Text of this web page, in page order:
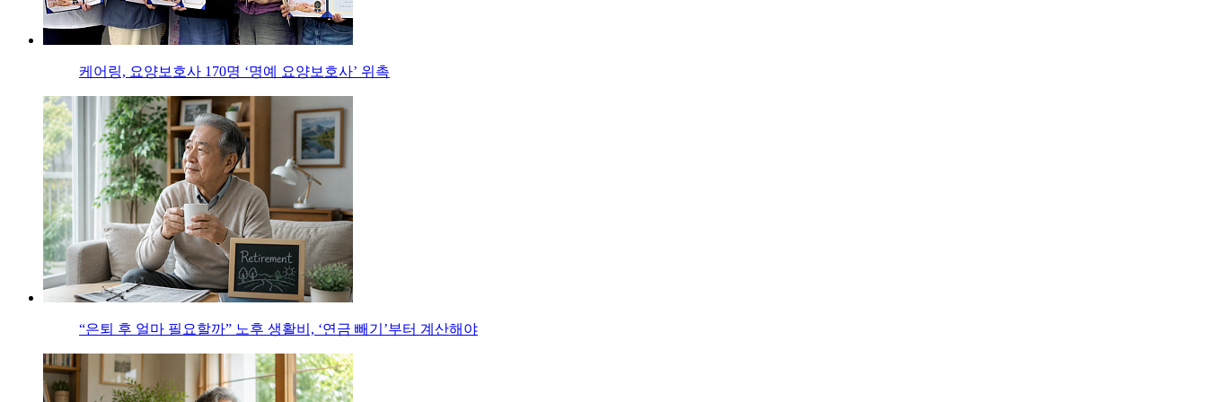
케어링, 요양보호사 170명 ‘명예 요양보호사’ 위촉
“은퇴 후 얼마 필요할까” 노후 생활비, ‘연금 빼기’부터 계산해야